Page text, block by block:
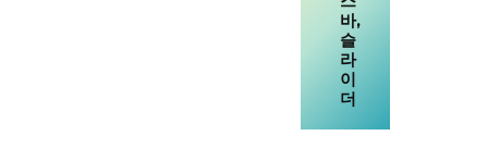
바,
슬
라
이
더